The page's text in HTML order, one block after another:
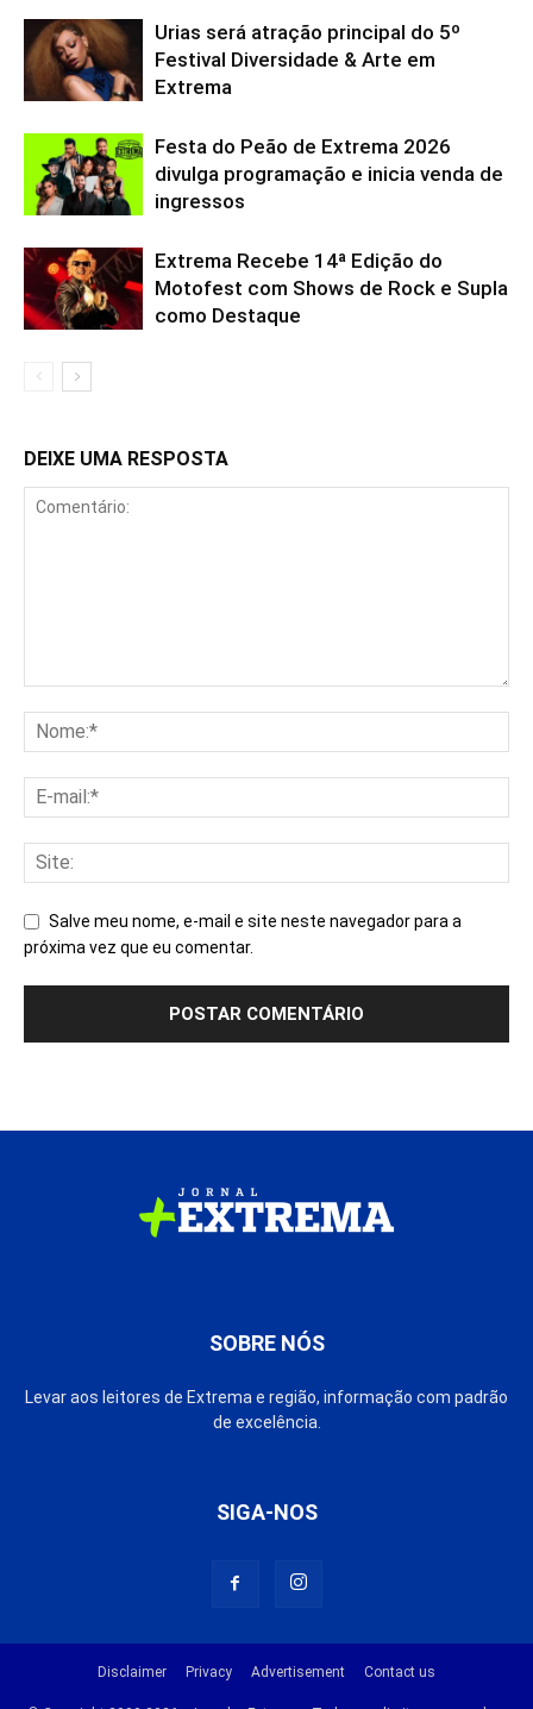
Urias será atração principal do 5º
Festival Diversidade & Arte em
Extrema
Festa do Peão de Extrema 2026
divulga programação e inicia venda de
ingressos
Extrema Recebe 14ª Edição do
Motofest com Shows de Rock e Supla
como Destaque
DEIXE UMA RESPOSTA
Salve meu nome, e-mail e site neste navegador para a
próxima vez que eu comentar.
SOBRE NÓS
Levar aos leitores de Extrema e região, informação com padrão
de excelência.
SIGA-NOS
Disclaimer Privacy Advertisement Contact us